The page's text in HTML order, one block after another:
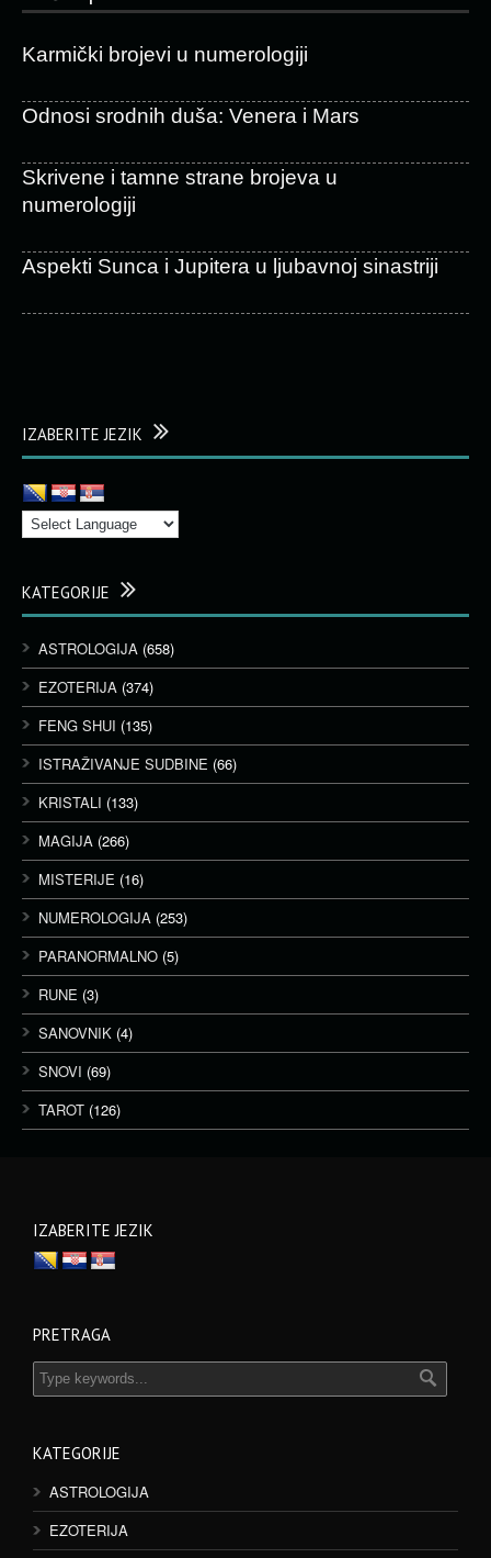
Karmički brojevi u numerologiji
Odnosi srodnih duša: Venera i Mars
Skrivene i tamne strane brojeva u
numerologiji
Aspekti Sunca i Jupitera u ljubavnoj sinastriji
IZABERITE JEZIK
KATEGORIJE
ASTROLOGIJA (658)
EZOTERIJA (374)
FENG SHUI (135)
ISTRAŽIVANJE SUDBINE (66)
KRISTALI (133)
MAGIJA (266)
MISTERIJE (16)
NUMEROLOGIJA (253)
PARANORMALNO (5)
RUNE (3)
SANOVNIK (4)
SNOVI (69)
TAROT (126)
IZABERITE JEZIK
PRETRAGA
KATEGORIJE
ASTROLOGIJA
EZOTERIJA